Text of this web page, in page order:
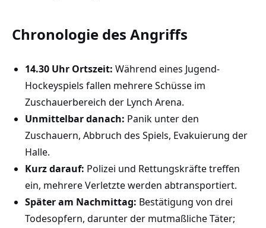
Chronologie des Angriffs
14.30 Uhr Ortszeit: Während eines Jugend-
Hockeyspiels fallen mehrere Schüsse im
Zuschauerbereich der Lynch Arena.
Unmittelbar danach: Panik unter den
Zuschauern, Abbruch des Spiels, Evakuierung der
Halle.
Kurz darauf: Polizei und Rettungskräfte treffen
ein, mehrere Verletzte werden abtransportiert.
Später am Nachmittag: Bestätigung von drei
Todesopfern, darunter der mutmaßliche Täter;